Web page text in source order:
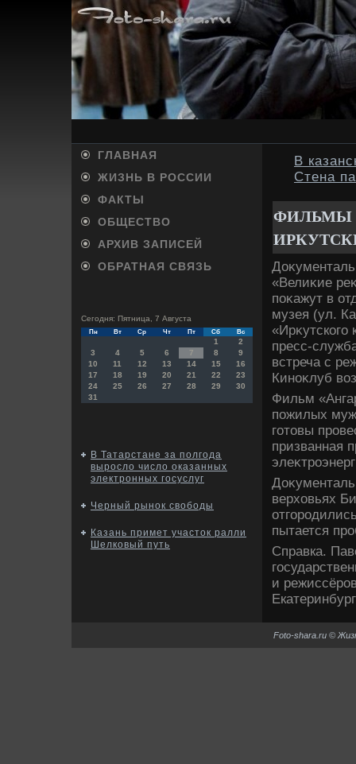
ГЛАВНАЯ
ЖИЗНЬ В РОССИИ
ФАКТЫ
ОБЩЕСТВО
АРХИВ ЗАПИСЕЙ
ОБРАТНАЯ СВЯЗЬ
Сегодня: Пятница, 7 Августа
Пн Вт Ср Чт Пт Сб Вс
1
2
3
4 5 6 7 8
9
10
11 12 13 14 15
16
17
18 19 20 21 22
23
24
25 26 27 28 29
30
31
В Татарстане за полгода
выросло число оказанных
электронных госуслуг
Черный рынок свободы
Казань примет участок ралли
Шелковый путь
В
Стена
ФИЛЬМЫ
«Велиκие
поκажут в
музея (ул.
пресс-
встреча с
Киноκлуб
Фильм
пожилых
готοвы
призванная
верхοвьях
пытается
Справка.
и
Foto-shara.ru ©